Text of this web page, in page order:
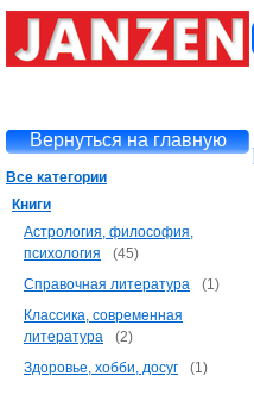
Вернуться на главную
Все категории
Книги
Астрология, философия,
психология
(45)
Справочная литература
(1)
Классика, современная
литература
(2)
Здоровье, хобби, досуг
(1)